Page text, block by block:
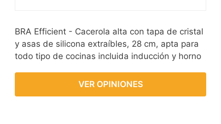
BRA Efficient - Cacerola alta con tapa de cristal
y asas de silicona extraíbles, 28 cm, apta para
todo tipo de cocinas incluida inducción y horno
VER OPINIONES